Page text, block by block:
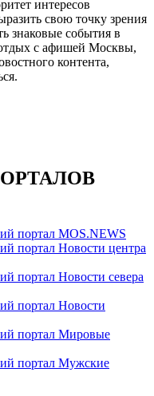
интересов
свою точку зрения
знаковые события в
с афишей Москвы,
контента,
портал MOS.NEWS
портал Новости центра
портал Новости севера
портал Новости
портал Мировые
портал Мужские